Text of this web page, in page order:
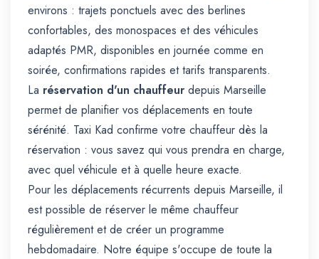
environs : trajets ponctuels avec des berlines
confortables, des monospaces et des véhicules
adaptés PMR, disponibles en journée comme en
soirée, confirmations rapides et tarifs transparents.
La réservation d'un chauffeur depuis Marseille
permet de planifier vos déplacements en toute
sérénité. Taxi Kad confirme votre chauffeur dès la
réservation : vous savez qui vous prendra en charge,
avec quel véhicule et à quelle heure exacte.
Pour les déplacements récurrents depuis Marseille, il
est possible de réserver le même chauffeur
régulièrement et de créer un programme
hebdomadaire. Notre équipe s'occupe de toute la